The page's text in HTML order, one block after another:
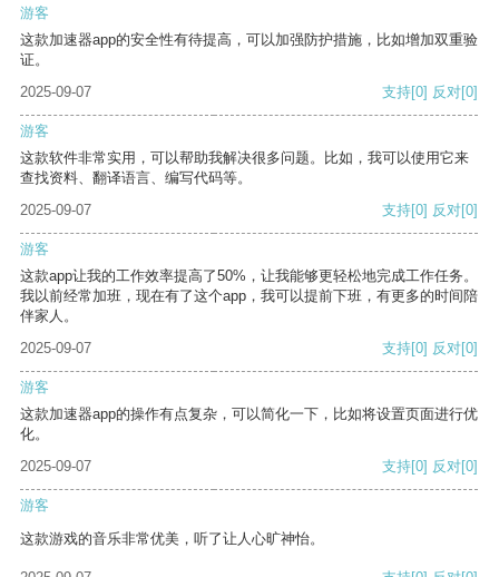
游客
这款加速器app的安全性有待提高，可以加强防护措施，比如增加双重验
证。
2025-09-07
支持[0] 反对[0]
游客
这款软件非常实用，可以帮助我解决很多问题。比如，我可以使用它来
查找资料、翻译语言、编写代码等。
2025-09-07
支持[0] 反对[0]
游客
这款app让我的工作效率提高了50%，让我能够更轻松地完成工作任务。
我以前经常加班，现在有了这个app，我可以提前下班，有更多的时间陪
伴家人。
2025-09-07
支持[0] 反对[0]
游客
这款加速器app的操作有点复杂，可以简化一下，比如将设置页面进行优
化。
2025-09-07
支持[0] 反对[0]
游客
这款游戏的音乐非常优美，听了让人心旷神怡。